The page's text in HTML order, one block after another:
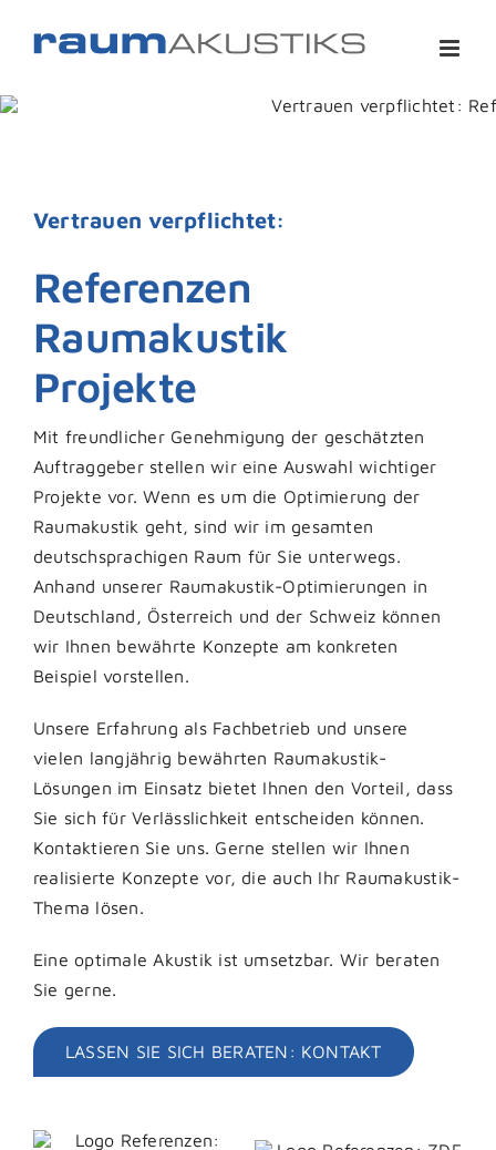
Inhalt
Vertrauen verpflichtet:
Referenzen
Raumakustik
Projekte
Mit freundlicher Genehmigung der geschätzten
Auftraggeber stellen wir eine Auswahl wichtiger
Projekte vor. Wenn es um die Optimierung der
Raumakustik geht, sind wir im gesamten
deutschsprachigen Raum für Sie unterwegs.
Anhand unserer Raumakustik-Optimierungen in
Deutschland, Österreich und der Schweiz können
wir Ihnen bewährte Konzepte am konkreten
Beispiel vorstellen.
Unsere Erfahrung als Fachbetrieb und unsere
vielen langjährig bewährten Raumakustik-
Lösungen im Einsatz bietet Ihnen den Vorteil, dass
Sie sich für Verlässlichkeit entscheiden können.
Kontaktieren Sie uns. Gerne stellen wir Ihnen
realisierte Konzepte vor, die auch Ihr Raumakustik-
Thema lösen.
Eine optimale Akustik ist umsetzbar. Wir beraten
Sie gerne.
LASSEN SIE SICH BERATEN: KONTAKT